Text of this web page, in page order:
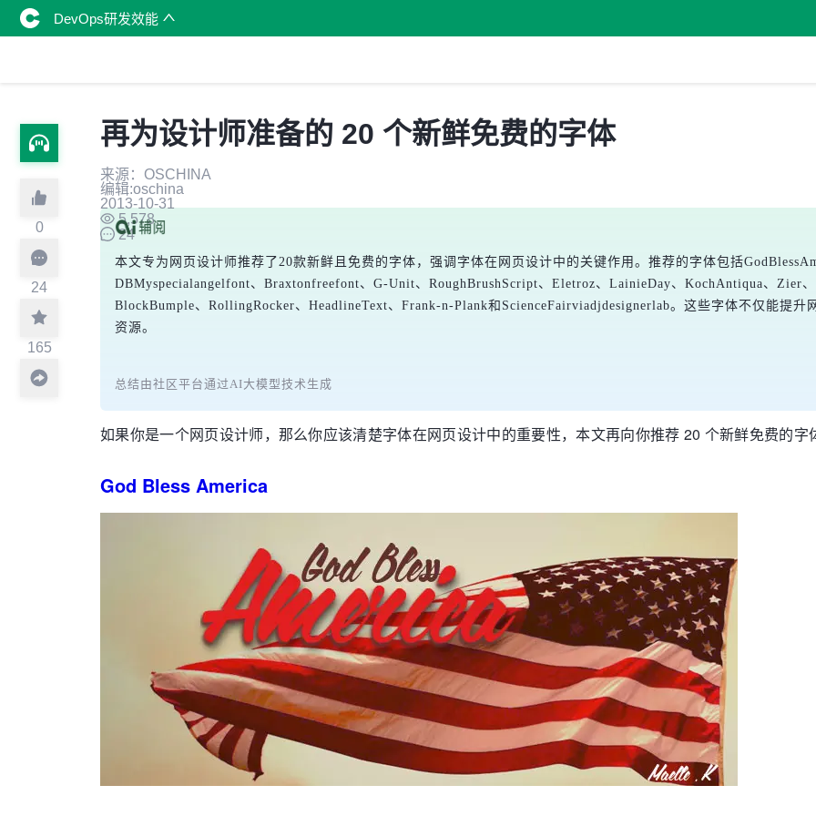
DevOps研发效能
0
24
165
再为设计师准备的 20 个新鲜免费的字体
来源：OSCHINA
编辑:oschina
2013-10-31
5,578
24
本文专为网页设计师推荐了20款新鲜且免费的字体，强调字体在网页设计中的关键作用。推荐的字体包括
DBMyspecialangelfont、Braxtonfreefont、G-Unit、RoughBrushScript、Eletroz、LainieDay、KochAntiqua、Zier
BlockBumple、RollingRocker、HeadlineText、Frank-n-Plank和ScienceFairviadjdesignerlab。这些字体不仅能提
资源。
总结由社区平台通过AI大模型技术生成
如果你是一个网页设计师，那么你应该清楚字体在网页设计中的重要性，本文再向你推荐 20 个新鲜免费的字
God Bless America